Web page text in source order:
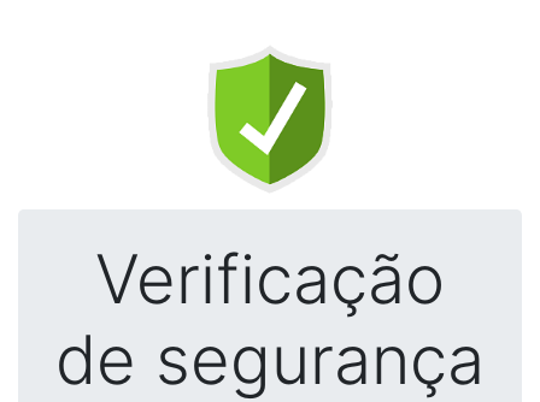
Verificação
de segurança